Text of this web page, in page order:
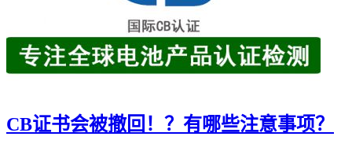
CB证书会被撤回！？有哪些注意事项？